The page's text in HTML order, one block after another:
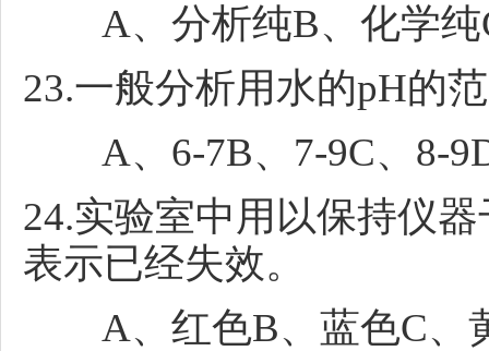
A、分析纯B、化学纯
23.一般分析用水的pH的
A、6-7B、7-9C、8-
24.实验室中用以保持仪
表示已经失效。
A、红色B、蓝色C、